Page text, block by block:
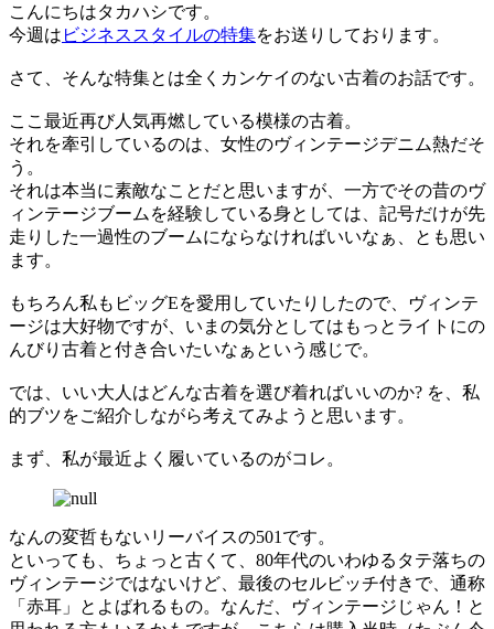
こんにちはタカハシです。
今週は ビジネススタイルの特集をお送りしております。
さて、そんな特集とは全くカンケイのない古着のお話です。
ここ最近再び人気再燃している模様の古着。
それを牽引しているのは、女性のヴィンテージデニム熱だそ
う。
それは本当に素敵なことだと思いますが、一方でその昔のヴ
ィンテージブームを経験している身としては、記号だけが先
走りした一過性のブームにならなければいいなぁ、とも思い
ます。
もちろん私もビッグEを愛用していたりしたので、ヴィンテ
ージは大好物ですが、いまの気分としてはもっとライトにの
んびり古着と付き合いたいなぁという感じで。
では、いい大人はどんな古着を選び着ればいいのか? を、私
的ブツをご紹介しながら考えてみようと思います。
まず、私が最近よく履いているのがコレ。
なんの変哲もないリーバイスの501です。
といっても、ちょっと古くて、80年代のいわゆるタテ落ちの
ヴィンテージではないけど、最後のセルビッチ付きで、通称
「赤耳」とよばれるもの。なんだ、ヴィンテージじゃん！と